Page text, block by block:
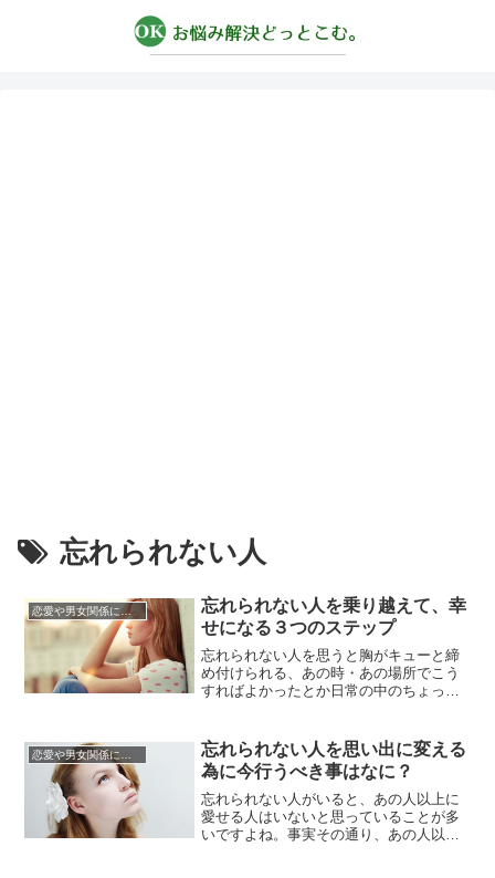
忘れられない人
恋愛や男女関係についてのあれこれ
忘れられない人を乗り越えて、幸
せになる３つのステップ
忘れられない人を思うと胸がキューと締
め付けられる、あの時・あの場所でこう
すればよかったとか日常の中のちょっと
要要素です。忘れられない人への想いは
芋虫が色鮮やかな蝶に成長するためのさ
なぎの殻なのです。さなぎの殻は自然に
ほころぶものですが、忘れられない...
恋愛や男女関係についてのあれこれ
忘れられない人を思い出に変える
為に今行うべき事はなに？
忘れられない人がいると、あの人以上に
愛せる人はいないと思っていることが多
いですよね。事実その通り、あの人以上